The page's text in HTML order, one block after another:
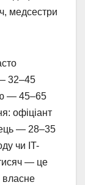
медсестри
32–45
— 45–65
офіціант
— 28–35
чи IT-
— це
власне